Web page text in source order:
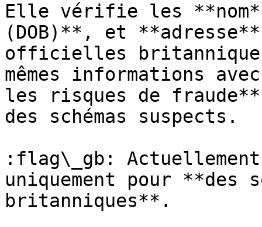
Elle vérifie les
(DOB)**, et
officielles
mêmes informations
les risques de
des schémas suspects.
:flag\_gb:
uniquement pour **des
britanniques**.